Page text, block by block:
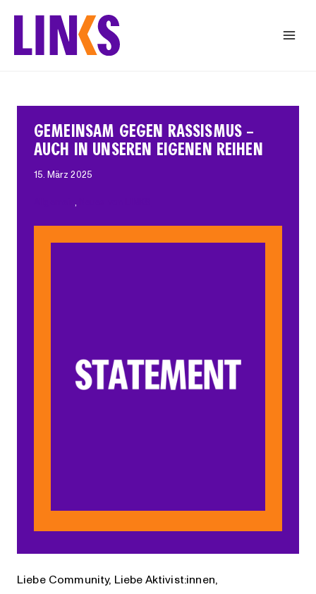
GEMEINSAM GEGEN RASSISMUS –
AUCH IN UNSEREN EIGENEN REIHEN
15. März 2025
Allgemein,
Liebe Community, Liebe Aktivist:innen,